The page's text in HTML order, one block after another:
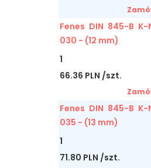
Fenes DIN 845-B
030 - (12 mm)
1
66.36 PLN /szt.
Fenes DIN 845-B
035 - (13 mm)
1
71.80 PLN /szt.